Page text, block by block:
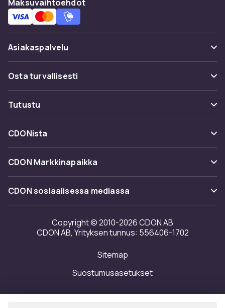
Maksuvaihtoehdot
Asiakaspalvelu
Usein kysyttyä (UKK)
Seuraa pakettia
Ota yhteyttä
Osta turvallisesti
Maksuvaihtoehdot
Toimitus
Takaisinvedot
Tutustu
Kategoriat
Tuotemerkit
CDONista
Tietoa meistä
Asiakasarvionnit
Investor relations
Saavutettavuusseloste
CDON Markkinapaikka
Merchant Help Center
CDON sosiaalisessa mediassa
Copyright © 2010-2026 CDON AB
CDON AB, Yrityksen tunnus: 556406-1702
Sitemap
Suostumusasetukset